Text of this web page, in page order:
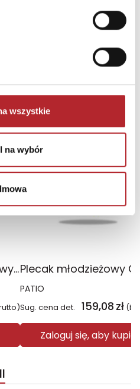
wszystkie
na wybór
zobacz więcej
Biel. Kolory zła. Tom 3 wyd. 2025
TOP 100
PATIO
Sug. cena det. 159,08 zł
Zaloguj się, aby kupić